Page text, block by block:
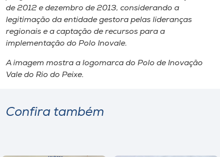
de 2012 e dezembro de 2013, considerando a
legitimação da entidade gestora pelas lideranças
regionais e a captação de recursos para a
implementação do Polo Inovale.
A imagem mostra a logomarca do Polo de Inovação
Vale do Rio do Peixe.
Confira também